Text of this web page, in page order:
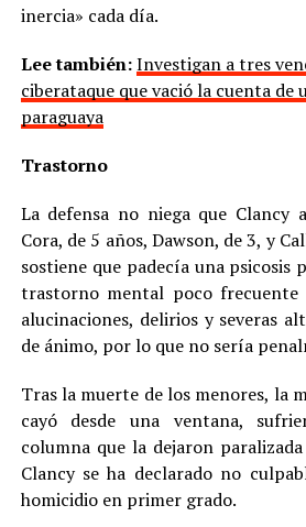
inercia» cada día.
Lee también:Investigan a tres
ciberataque que vació la cuenta de
paraguaya
Trastorno
La defensa no niega que Clancy
Cora, de 5 años, Dawson, de 3, y
sostiene que padecía una psicosis
trastorno mental poco frecuente
alucinaciones, delirios y severas
de ánimo, por lo que no sería
Tras la muerte de los menores, la
cayó desde una ventana,
columna que la dejaron
Clancy se ha declarado no
homicidio en primer grado.